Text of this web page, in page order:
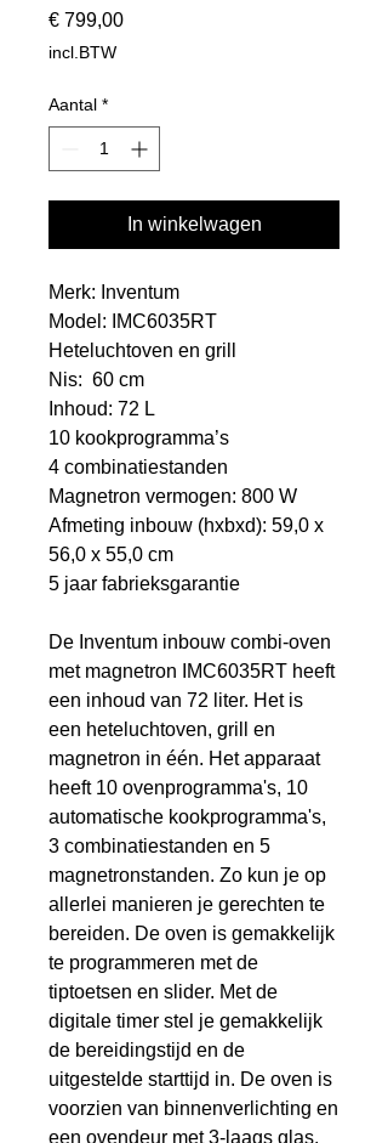
€ 799,00Prijs
incl.BTW
Aantal *
In winkelwagen
Merk: Inventum
Model: IMC6035RT
Heteluchtoven en grill
Nis: 60 cm
Inhoud: 72 L
10 kookprogramma’s
4 combinatiestanden
Magnetron vermogen: 800 W
Afmeting inbouw (hxbxd): 59,0 x
56,0 x 55,0 cm
5 jaar fabrieksgarantie
De Inventum inbouw combi-oven
met magnetron IMC6035RT heeft
een inhoud van 72 liter. Het is
een heteluchtoven, grill en
magnetron in één. Het apparaat
heeft 10 ovenprogramma's, 10
automatische kookprogramma's,
3 combinatiestanden en 5
magnetronstanden. Zo kun je op
allerlei manieren je gerechten te
bereiden. De oven is gemakkelijk
te programmeren met de
tiptoetsen en slider. Met de
digitale timer stel je gemakkelijk
de bereidingstijd en de
uitgestelde starttijd in. De oven is
voorzien van binnenverlichting en
een ovendeur met 3-laags glas.